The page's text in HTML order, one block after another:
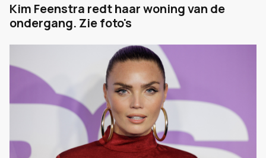
Kim Feenstra redt haar woning van de
ondergang. Zie foto's